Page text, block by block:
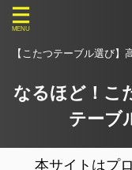
【こたつテーブル選び
なるほど！こ
テーブ
本サイトはプ